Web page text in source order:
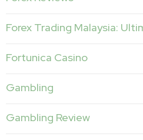
Forex Trading Malaysia:
Fortunica Casino
Gambling
Gambling Review